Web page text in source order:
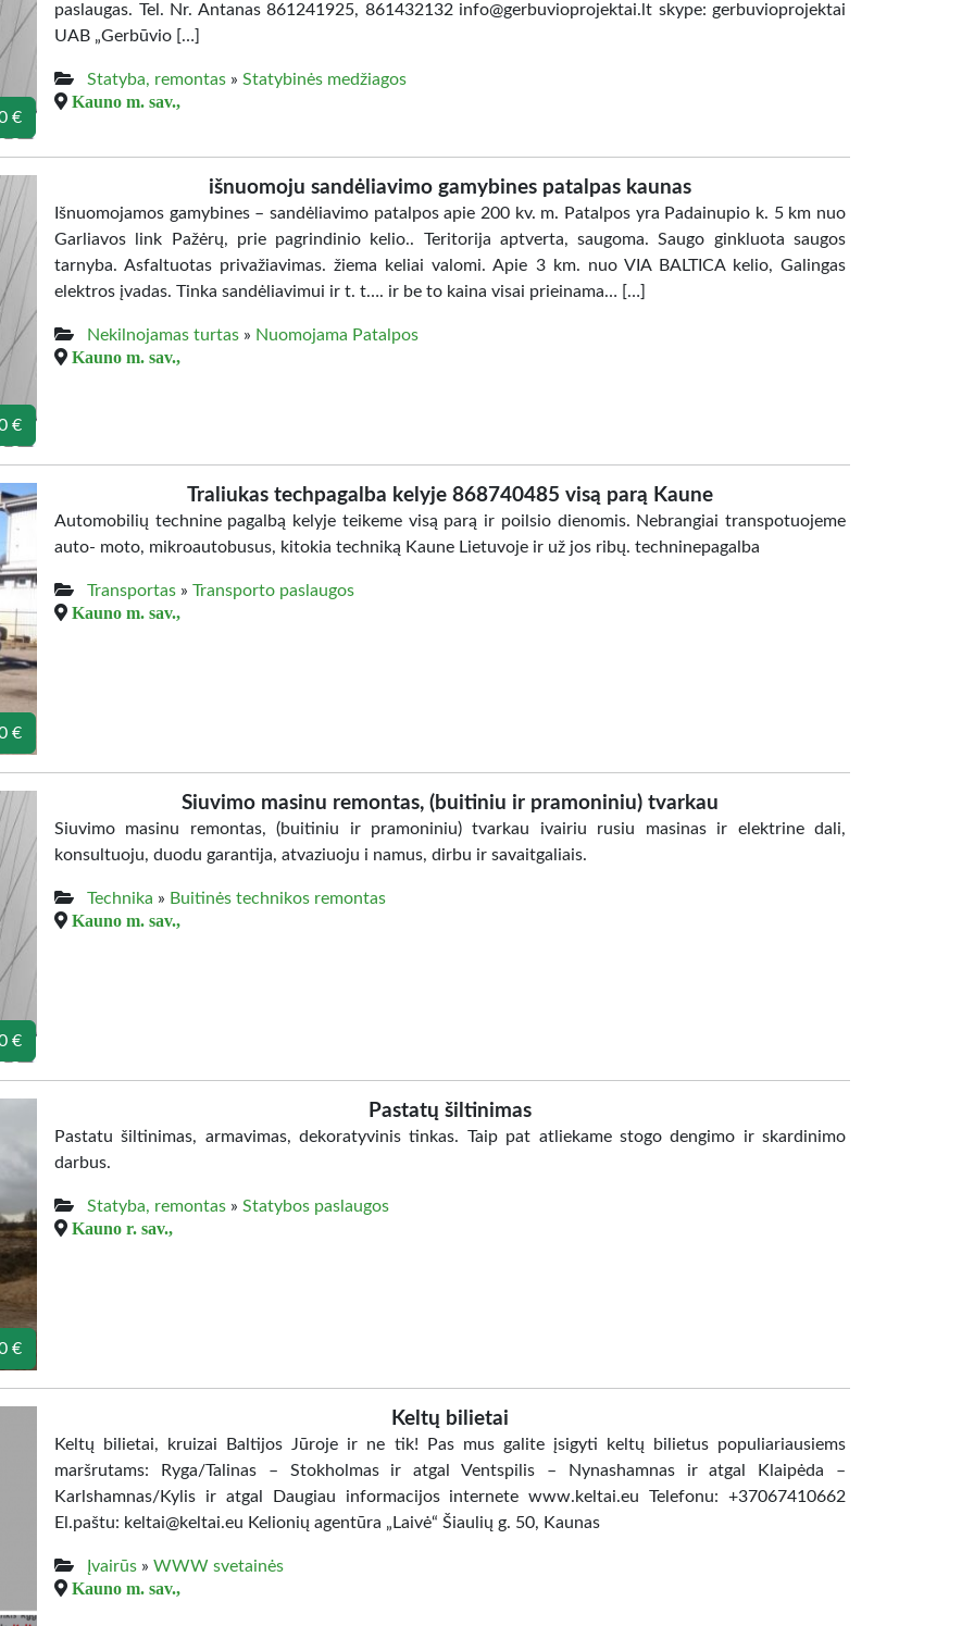
€
paslaugas. Tel. Nr. Antanas 861241925, 861432132 info@gerbuvioprojektai.lt skype: gerbuvioprojektai
UAB „Gerbūvio […]
Statyba, remontas » Statybinės medžiagos
Kauno m. sav.,
€
išnuomoju sandėliavimo gamybines patalpas kaunas
Išnuomojamos gamybines – sandėliavimo patalpos apie 200 kv. m. Patalpos yra Padainupio k. 5 km nuo
Garliavos link Pažėrų, prie pagrindinio kelio.. Teritorija aptverta, saugoma. Saugo ginkluota saugos
tarnyba. Asfaltuotas privažiavimas. žiema keliai valomi. Apie 3 km. nuo VIA BALTICA kelio, Galingas
elektros įvadas. Tinka sandėliavimui ir t. t…. ir be to kaina visai prieinama… […]
Nekilnojamas turtas » Nuomojama Patalpos
Kauno m. sav.,
€
Traliukas techpagalba kelyje 868740485 visą parą Kaune
Automobilių technine pagalbą kelyje teikeme visą parą ir poilsio dienomis. Nebrangiai transpotuojeme
auto- moto, mikroautobusus, kitokia techniką Kaune Lietuvoje ir už jos ribų. techninepagalba
Transportas » Transporto paslaugos
Kauno m. sav.,
€
Siuvimo masinu remontas, (buitiniu ir pramoniniu) tvarkau
Siuvimo masinu remontas, (buitiniu ir pramoniniu) tvarkau ivairiu rusiu masinas ir elektrine dali,
konsultuoju, duodu garantija, atvaziuoju i namus, dirbu ir savaitgaliais.
Technika » Buitinės technikos remontas
Kauno m. sav.,
€
Pastatų šiltinimas
Pastatu šiltinimas, armavimas, dekoratyvinis tinkas. Taip pat atliekame stogo dengimo ir skardinimo
darbus.
Statyba, remontas » Statybos paslaugos
Kauno r. sav.,
Keltų bilietai
Keltų bilietai, kruizai Baltijos Jūroje ir ne tik! Pas mus galite įsigyti keltų bilietus populiariausiems
maršrutams: Ryga/Talinas – Stokholmas ir atgal Ventspilis – Nynashamnas ir atgal Klaipėda –
Karlshamnas/Kylis ir atgal Daugiau informacijos internete www.keltai.eu Telefonu: +37067410662
El.paštu: keltai@keltai.eu Kelionių agentūra „Laivė“ Šiaulių g. 50, Kaunas
Įvairūs » WWW svetainės
Kauno m. sav.,